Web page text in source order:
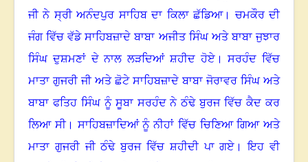
ਜੀ ਨੇ ਸ੍ਰੀ ਅਨੰਦਪੁਰ ਸਾਹਿਬ ਦਾ ਕਿਲਾ ਛੱਡਿਆ। ਚਮਕੌਰ ਦੀ
ਜੰਗ ਵਿੱਚ ਵੱਡੇ ਸਾਹਿਬਜ਼ਾਦੇ ਬਾਬਾ ਅਜੀਤ ਸਿੰਘ ਅਤੇ ਬਾਬਾ ਜੁਝਾਰ
ਸਿੰਘ ਦੁਸ਼ਮਣਾਂ ਦੇ ਨਾਲ ਲੜਦਿਆਂ ਸ਼ਹੀਦ ਹੋਏ।ਸਰਹੰਦ ਵਿੱਚ
ਮਾਤਾ ਗੁਜਰੀ ਜੀ ਅਤੇ ਛੋਟੇ ਸਾਹਿਬਜ਼ਾਦੇ ਬਾਬਾ ਜੋਰਾਵਰ ਸਿੰਘ ਅਤੇ
ਬਾਬਾ ਫਤਿਹ ਸਿੰਘ ਨੂੰ ਸੂਬਾ ਸਰਹੰਦ ਨੇ ਠੰਢੇ ਬੁਰਜ ਵਿੱਚ ਕੈਦ ਕਰ
ਲਿਆ ਸੀ। ਸਾਹਿਬਜ਼ਾਦਿਆਂ ਨੂੰ ਨੀਹਾਂ ਵਿੱਚ ਚਿਣਿਆ ਗਿਆ ਅਤੇ
ਮਾਤਾ ਗੁਜਰੀ ਜੀ ਠੰਢੇ ਬੁਰਜ ਵਿੱਚ ਸ਼ਹੀਦੀ ਪਾ ਗਏ ।ਇਹ ਵੀ